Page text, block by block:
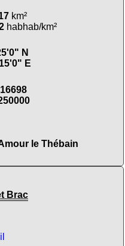
km²
habhab/km²
N
E
le Thébain
Brac